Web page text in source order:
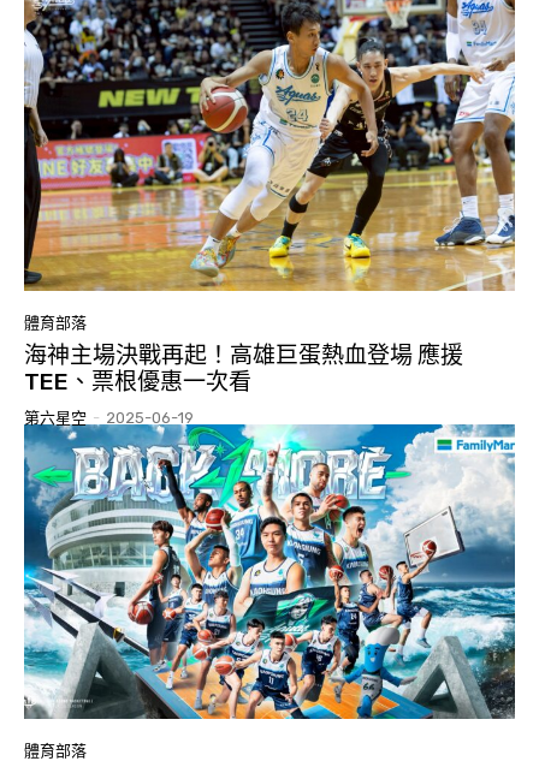
體育部落
海神主場決戰再起！高雄巨蛋熱血登場 應援
TEE、票根優惠一次看
第六星空 - 2025-06-19
體育部落